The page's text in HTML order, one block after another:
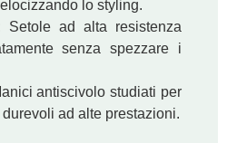
lo styling.
Setole ad alta resistenza
senza spezzare i
antiscivolo studiati per
ad alte prestazioni.